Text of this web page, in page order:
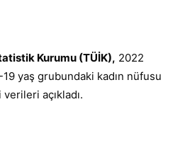
Kurumu (TÜİK), 2022
19 yaş grubundaki kadın nüfusu
açıkladı.